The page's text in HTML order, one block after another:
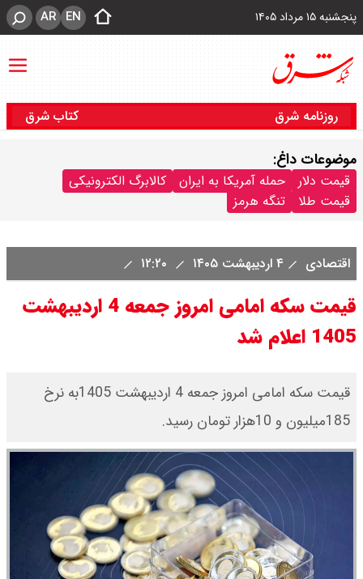
پنجشنبه ۱۵ مرداد ۱۴۰۵ EN
AR
روزنامه شرق کتاب شرق
موضوعات داغ:
قیمت دلار حمله آمریکا به ایران
کالابرگ الکترونیکی
قیمت طلا
تنگه هرمز
اقتصادی ۴ اردیبهشت ۱۴۰۵
قیمت سکه امامی امروز جمعه 4 اردیبهشت
1405 اعلام شد
قیمت سکه امامی امروز جمعه 4 اردیبهشت 1405به نرخ
185میلیون و 10هزار تومان رسید.